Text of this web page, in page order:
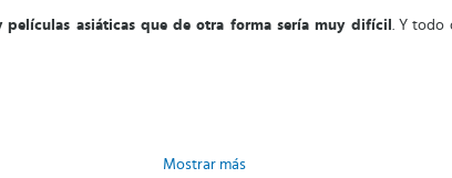
películas asiáticas que de otra forma sería muy difícil . Y todo
Mostrar más